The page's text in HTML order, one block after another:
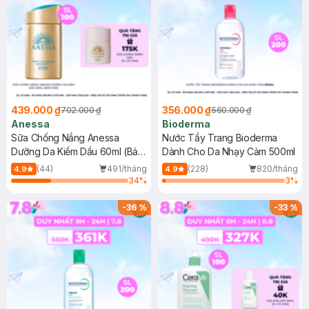
439.000 ₫702.000 ₫
Anessa
Sữa Chống Nắng Anessa
Dưỡng Da Kiềm Dầu 60ml (Bản
Mới)
4.9 (44)
491/tháng
34%
356.000 ₫560.000 ₫
Bioderma
Nước Tẩy Trang Bioderma
Dành Cho Da Nhạy Cảm 500ml
4.9 (228)
820/tháng
3%
-36% -33%